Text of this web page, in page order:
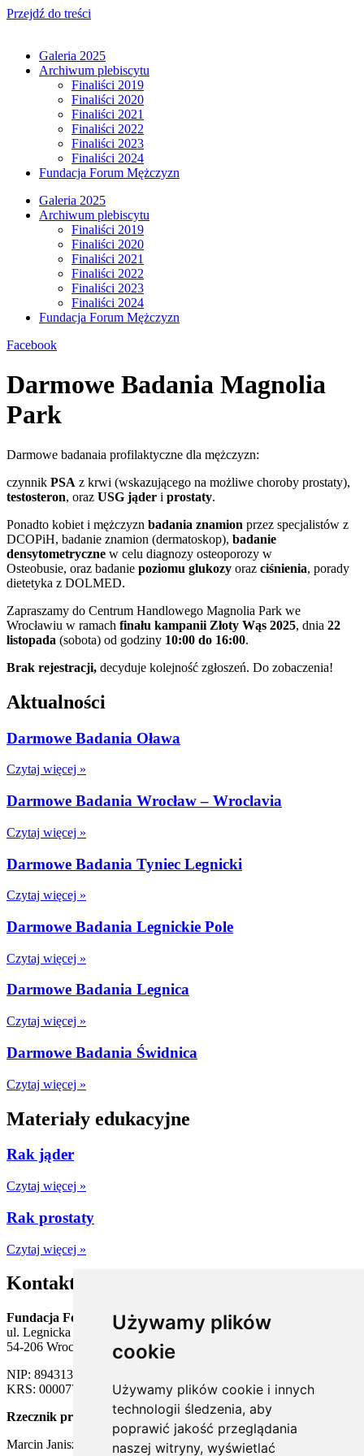
Używamy plików
cookie
Używamy plików cookie i innych
technologii śledzenia, aby
poprawić jakość przeglądania
naszej witryny, wyświetlać
Przejdź do treści
Galeria 2025
Archiwum plebiscytu
Finaliści 2019
Finaliści 2020
Finaliści 2021
Finaliści 2022
Finaliści 2023
Finaliści 2024
Fundacja Forum Mężczyzn
Galeria 2025
Archiwum plebiscytu
Finaliści 2019
Finaliści 2020
Finaliści 2021
Finaliści 2022
Finaliści 2023
Finaliści 2024
Fundacja Forum Mężczyzn
Facebook
Darmowe Badania Magnolia
Park
Darmowe badanaia profilaktyczne dla mężczyzn:
czynnik PSA z krwi (wskazującego na możliwe choroby prostaty),
testosteron, oraz USG jąder i prostaty.
Ponadto kobiet i mężczyzn badania znamion przez specjalistów z
DCOPiH, badanie znamion (dermatoskop), badanie
densytometryczne w celu diagnozy osteoporozy w
Osteobusie, oraz badanie poziomu glukozy oraz ciśnienia, porady
dietetyka z DOLMED.
Zapraszamy do Centrum Handlowego Magnolia Park we
Wrocławiu w ramach finału kampanii Złoty Wąs 2025, dnia 22
listopada (sobota) od godziny 10:00 do 16:00.
Brak rejestracji, decyduje kolejność zgłoszeń. Do zobaczenia!
Aktualności
Darmowe Badania Oława
Czytaj więcej »
Darmowe Badania Wrocław – Wroclavia
Czytaj więcej »
Darmowe Badania Tyniec Legnicki
Czytaj więcej »
Darmowe Badania Legnickie Pole
Czytaj więcej »
Darmowe Badania Legnica
Czytaj więcej »
Darmowe Badania Świdnica
Czytaj więcej »
Materiały edukacyjne
Rak jąder
Czytaj więcej »
Rak prostaty
Czytaj więcej »
Kontakt
Fundacja Forum Mężczyzn
ul. Legnicka 65
54-206 Wrocław
NIP: 8943138549
KRS: 0000773626
Rzecznik prasowy
Marcin Janiszewski